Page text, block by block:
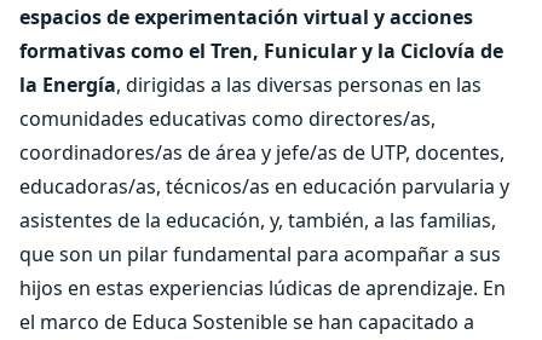
espacios de experimentación virtual y acciones
formativas como el Tren, Funicular y la Ciclovía de
la Energía, dirigidas a las diversas personas en las
comunidades educativas como directores/as,
coordinadores/as de área y jefe/as de UTP, docentes,
educadoras/as, técnicos/as en educación parvularia y
asistentes de la educación, y, también, a las familias,
que son un pilar fundamental para acompañar a sus
hijos en estas experiencias lúdicas de aprendizaje. En
el marco de Educa Sostenible se han capacitado a